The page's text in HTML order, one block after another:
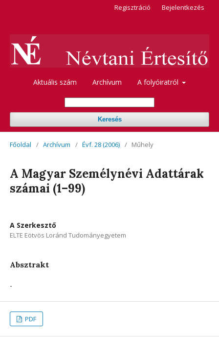
Aktuális szám Archívum A folyóiratról
Keresés
Regisztráció Bejelentkezés
Főoldal / Archívum / Évf. 28 (2006) / Műhely
A Magyar Személynévi Adattárak
számai (1–99)
A Szerkesztő
ELTE Eötvös Loránd Tudományegyetem
Absztrakt
-
PDF